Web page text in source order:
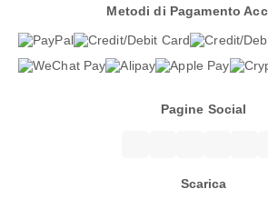
Metodi di Pagamento
Pagine Social
Scarica